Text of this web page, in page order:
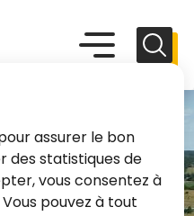
assurer le bon
des statistiques de
vous consentez à
pouvez à tout
principal
le plan du
principal Menu